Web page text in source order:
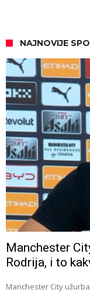
NAJNOVIJE
Manchester
Rodrija, i to
Manchester City